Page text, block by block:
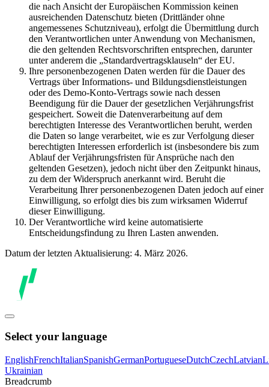
die nach Ansicht der Europäischen Kommission keinen
ausreichenden Datenschutz bieten (Drittländer ohne
angemessenes Schutzniveau), erfolgt die Übermittlung durch
den Verantwortlichen unter Anwendung von Mechanismen,
die den geltenden Rechtsvorschriften entsprechen, darunter
unter anderem die „Standardvertragsklauseln“ der EU.
Ihre personenbezogenen Daten werden für die Dauer des
Vertrags über Informations- und Bildungsdienstleistungen
oder des Demo-Konto-Vertrags sowie nach dessen
Beendigung für die Dauer der gesetzlichen Verjährungsfrist
gespeichert. Soweit die Datenverarbeitung auf dem
berechtigten Interesse des Verantwortlichen beruht, werden
die Daten so lange verarbeitet, wie es zur Verfolgung dieser
berechtigten Interessen erforderlich ist (insbesondere bis zum
Ablauf der Verjährungsfristen für Ansprüche nach den
geltenden Gesetzen), jedoch nicht über den Zeitpunkt hinaus,
zu dem der Widerspruch anerkannt wird. Beruht die
Verarbeitung Ihrer personenbezogenen Daten jedoch auf einer
Einwilligung, so erfolgt dies bis zum wirksamen Widerruf
dieser Einwilligung.
Der Verantwortliche wird keine automatisierte
Entscheidungsfindung zu Ihren Lasten anwenden.
Datum der letzten Aktualisierung: 4. März 2026.
Select your language
EnglishFrenchItalianSpanishGermanPortugueseDutchCzechLatvian
Ukrainian
Breadcrumb